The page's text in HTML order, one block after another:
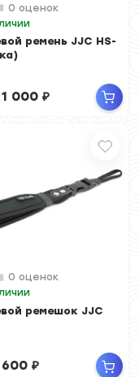
0 оценок
ремень JJC HS-
1 000 ₽
0 оценок
ремешок JJC
600 ₽